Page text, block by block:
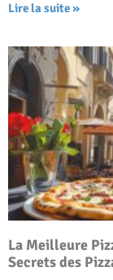
Lire la suite »
La Meilleure
Secrets des